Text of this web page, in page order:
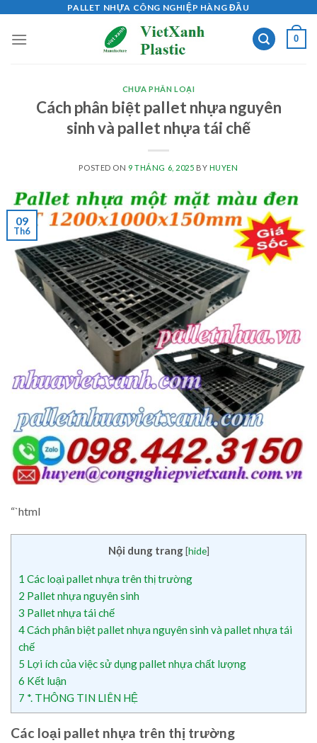
content
PALLET NHỰA CÔNG NGHIỆP HÀNG ĐẦU
0
CHƯA PHÂN LOẠI
Cách phân biệt pallet nhựa nguyên
sinh và pallet nhựa tái chế
POSTED ON 9 THÁNG 6, 2025 BY HUYEN
09
Th6
“`html
Nội dung trang [hide]
1 Các loại pallet nhựa trên thị trường
2 Pallet nhựa nguyên sinh
3 Pallet nhựa tái chế
4Cách phân biệt pallet nhựa nguyên sinh và pallet nhựa tái
chế
5 Lợi ích của việc sử dụng pallet nhựa chất lượng
6 Kết luận
7 *. THÔNG TIN LIÊN HỆ
Các loại pallet nhựa trên thị trường